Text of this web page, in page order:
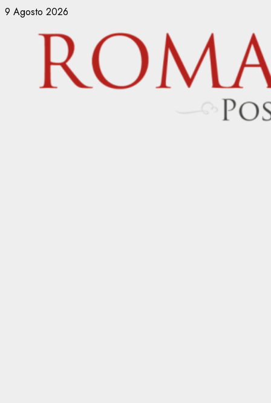
Vai
contenuto
9 Agosto 2026